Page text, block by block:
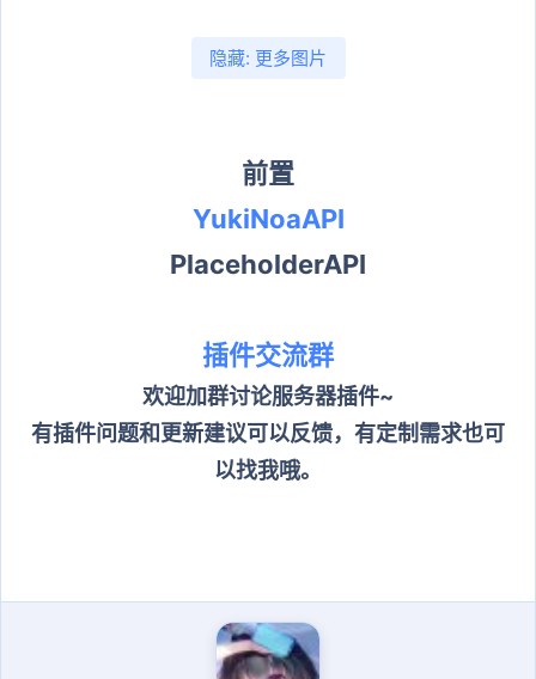
隐藏: 更多图片
前置
YukiNoaAPI
PlaceholderAPI
插件交流群
欢迎加群讨论服务器插件~
有插件问题和更新建议可以反馈，有定制需求也可
以找我哦。